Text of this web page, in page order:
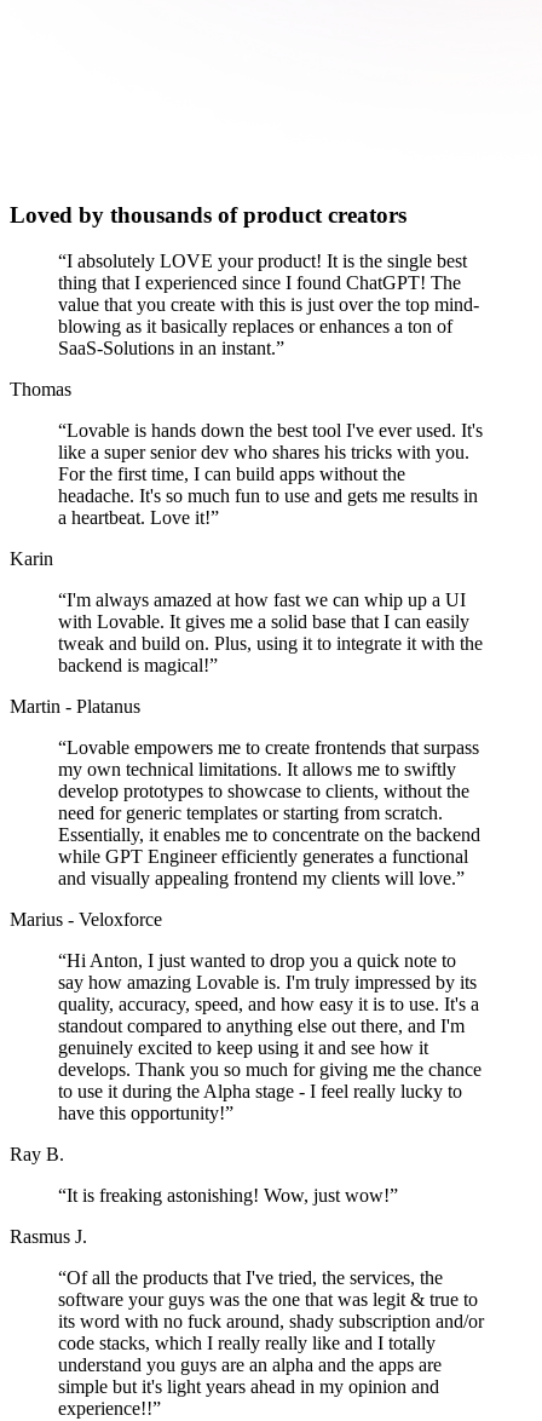
Loved by thousands of product creators
“I absolutely LOVE your product! It is the single best
thing that I experienced since I found ChatGPT! The
value that you create with this is just over the top mind-
blowing as it basically replaces or enhances a ton of
SaaS-Solutions in an instant.”
Thomas
“Lovable is hands down the best tool I've ever used. It's
like a super senior dev who shares his tricks with you.
For the first time, I can build apps without the
headache. It's so much fun to use and gets me results in
a heartbeat. Love it!”
Karin
“I'm always amazed at how fast we can whip up a UI
with Lovable. It gives me a solid base that I can easily
tweak and build on. Plus, using it to integrate it with the
backend is magical!”
Martin - Platanus
“Lovable empowers me to create frontends that surpass
my own technical limitations. It allows me to swiftly
develop prototypes to showcase to clients, without the
need for generic templates or starting from scratch.
Essentially, it enables me to concentrate on the backend
while GPT Engineer efficiently generates a functional
and visually appealing frontend my clients will love.”
Marius - Veloxforce
“Hi Anton, I just wanted to drop you a quick note to
say how amazing Lovable is. I'm truly impressed by its
quality, accuracy, speed, and how easy it is to use. It's a
standout compared to anything else out there, and I'm
genuinely excited to keep using it and see how it
develops. Thank you so much for giving me the chance
to use it during the Alpha stage - I feel really lucky to
have this opportunity!”
Ray B.
“It is freaking astonishing! Wow, just wow!”
Rasmus J.
“Of all the products that I've tried, the services, the
software your guys was the one that was legit & true to
its word with no fuck around, shady subscription and/or
code stacks, which I really really like and I totally
understand you guys are an alpha and the apps are
simple but it's light years ahead in my opinion and
experience!!”